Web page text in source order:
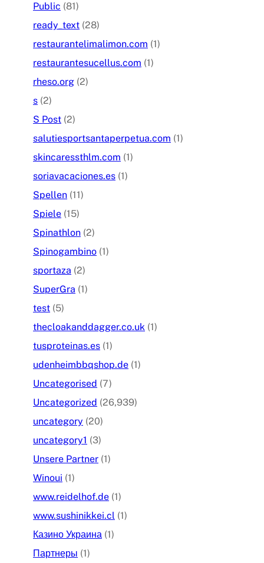
Public (81)
ready_text (28)
restaurantelimalimon.com (1)
restaurantesucellus.com (1)
rheso.org (2)
s (2)
S Post (2)
salutiesportsantaperpetua.com (1)
skincaressthlm.com (1)
soriavacaciones.es (1)
Spellen (11)
Spiele (15)
Spinathlon (2)
Spinogambino (1)
sportaza (2)
SuperGra (1)
test (5)
thecloakanddagger.co.uk (1)
tusproteinas.es (1)
udenheimbbqshop.de (1)
Uncategorised (7)
Uncategorized (26,939)
uncategory (20)
uncategory1 (3)
Unsere Partner (1)
Winoui (1)
www.reidelhof.de (1)
www.sushinikkei.cl (1)
Казино Украина (1)
Партнеры (1)